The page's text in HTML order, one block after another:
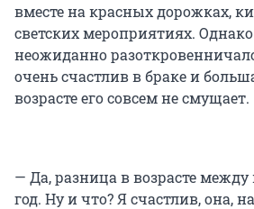
вместе на красных дорожках,
светских мероприятиях.
неожиданно
очень счастлив в браке и
возрасте его совсем не смущает.
— Да, разница в возрасте
год. Ну и что? Я счастлив, она,